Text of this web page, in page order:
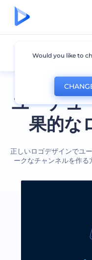
ユーチュ
果的な
正しいロゴデザインでユ
ークなチャンネルを作る
ユーチューバー
Would you like to